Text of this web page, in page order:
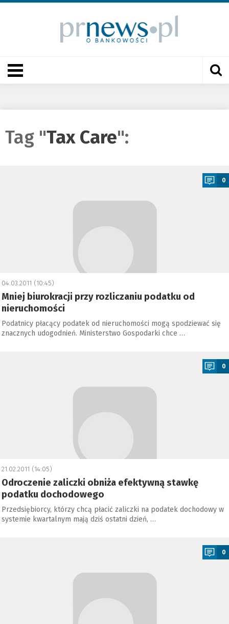
Tag "Tax Care":
0
04.03.2011 (10:45)
Mniej biurokracji przy rozliczaniu podatku od
nieruchomości
Podatnicy płacący podatek od nieruchomości mogą spodziewać się
znacznych udogodnień. Ministerstwo Gospodarki chce …
0
21.02.2011 (14:05)
Odroczenie zaliczki obniża efektywną stawkę
podatku dochodowego
Przedsiębiorcy, którzy chcą płacić zaliczki na podatek dochodowy w
systemie kwartalnym mają dziś ostatni dzień, …
0